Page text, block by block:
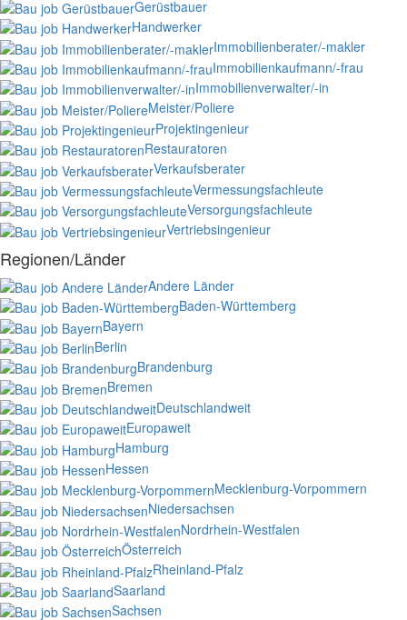
Gerüstbauer
Handwerker
Immobilienberater/-makler
Immobilienkaufmann/-frau
Immobilienverwalter/-in
Meister/Poliere
Projektingenieur
Restauratoren
Verkaufsberater
Vermessungsfachleute
Versorgungsfachleute
Vertriebsingenieur
Regionen/Länder
Andere Länder
Baden-Württemberg
Bayern
Berlin
Brandenburg
Bremen
Deutschlandweit
Europaweit
Hamburg
Hessen
Mecklenburg-Vorpommern
Niedersachsen
Nordrhein-Westfalen
Österreich
Rheinland-Pfalz
Saarland
Sachsen